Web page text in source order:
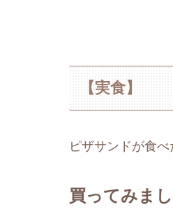
【実食】
ピザサンドが食べ
買ってみまし